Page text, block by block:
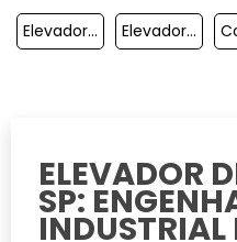
Elevador De Carga E Pessoas Elevador Monta Carga Hidráulico Preço
ELEVADOR
SP: